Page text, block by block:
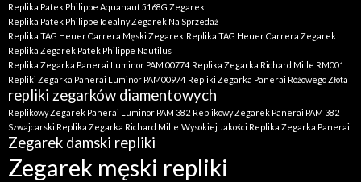
Replika Patek Philippe Aquanaut 5168G Zegarek
Replika Patek Philippe Idealny Zegarek Na Sprzedaż
Replika TAG Heuer Carrera Męski Zegarek Replika TAG Heuer Carrera Zegarek
Replika Zegarek Patek Philippe Nautilus
Replika Zegarka Panerai Luminor PAM 00774 Replika Zegarka Richard Mille RM001
Repliki Zegarka Panerai Luminor PAM00974 Repliki Zegarka Panerai Różowego Złota
repliki zegarków diamentowych
Replikowy Zegarek Panerai Luminor PAM 382 Replikowy Zegarek Panerai PAM 382
Szwajcarski Replika Zegarka Richard Mille Wysokiej Jakości Replika Zegarka Panerai
Zegarek damski repliki
Zegarek męski repliki